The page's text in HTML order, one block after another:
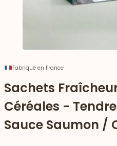
Fabriqué en France
Sachets
Céréales -
Sauce Saumon /